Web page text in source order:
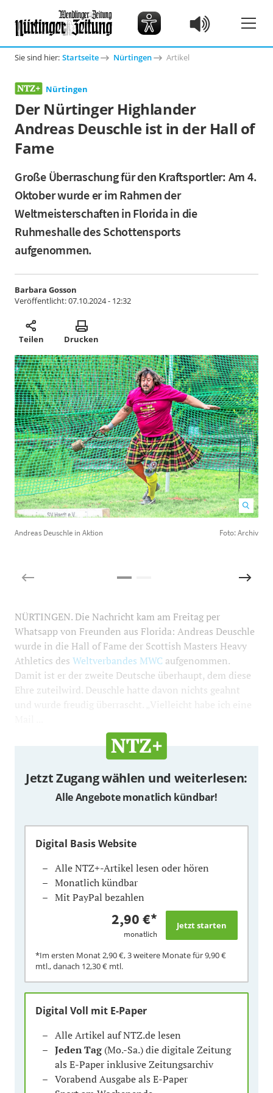
Sie sind hier: Startseite Nürtingen Artikel
Nürtingen
Der Nürtinger Highlander
Andreas Deuschle ist in der Hall of
Fame
Große Überraschung für den Kraftsportler: Am 4.
Oktober wurde er im Rahmen der
Weltmeisterschaften in Florida in die
Ruhmeshalle des Schottensports
aufgenommen.
Barbara Gosson
Veröffentlicht:07.10.2024 - 12:32
Teilen Drucken
Andreas Deuschle in Aktion Foto: Archiv
NÜRTINGEN. Die Nachricht kam am Freitag per
Whatsapp von Freunden aus Florida: Andreas Deuschle
wurde in die Hall of Fame der Scottish Masters Heavy
Athletics des Weltverbandes MWC aufgenommen.
Damit ist er der zweite Deutsche überhaupt, dem diese
Ehre zuteilwird. Deuschle hatte davon nichts geahnt
und wurde freudig überrascht. „Vielleicht habe ich eine
Jetzt Zugang wählen und weiterlesen:
Alle Angebote monatlich kündbar!
Digital Basis Website
Alle NTZ+-Artikel lesen oder hören
Monatlich kündbar
Mit PayPal bezahlen
2,90 €*
monatlich
*Im ersten Monat2,90 €, 3 weitere Monate für9,90 €
mtl., danach 12,30 € mtl.
Digital Voll mit E-Paper
Alle Artikel auf NTZ.de lesen
Jeden Tag(Mo.-Sa.) die digitale Zeitung
als E-Paper inklusive Zeitungsarchiv
Vorabend Ausgabe als E-Paper